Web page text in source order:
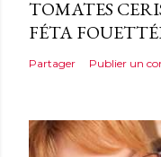
TOMATES
FÉTA
Partager Publier un